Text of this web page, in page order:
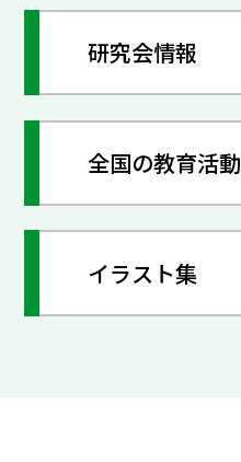
研究会情報
全国の教育活動
イラスト集